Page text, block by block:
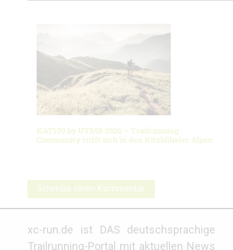
KAT100 by UTMB 2026 – Trailrunning-
Community trifft sich in den Kitzbüheler Alpen
Schreibe einen Kommentar
xc-run.de ist DAS deutschsprachige
Trailrunning-Portal mit aktuellen News